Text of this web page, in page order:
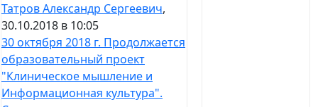
Татров Александр Сергеевич,
30.10.2018 в 10:05
30 октября 2018 г. Продолжается
образовательный проект
"Клиническое мышление и
Информационная культура".